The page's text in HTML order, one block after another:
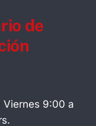
de
Viernes 9:00 a